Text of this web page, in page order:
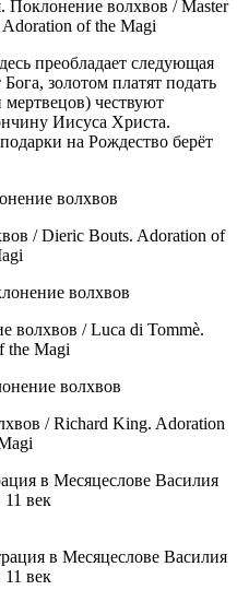
преобладает следующая
золотом платят подать
чествуют
Иисуса Христа.
на Рождество берёт
волхвов
волхвов
волхвов
в Месяцеслове Василия
век